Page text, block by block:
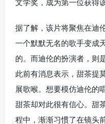
文学奖，成为第一位获得
据了解，该片将聚焦在迪
一个默默无名的歌手变成
的。而迪伦的扮演者，则
此前有消息表示，甜茶提
展歌喉。想要模仿迪伦的
甜茶却对此很有信心。甜
程中，渐渐习惯了在镜头